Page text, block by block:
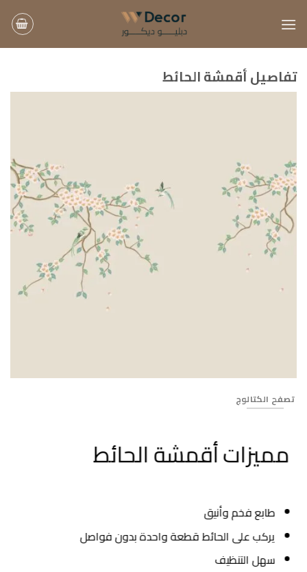
للمحتوى
تفاصيل أقمشة الحائط
تصفح الكتالوج
مميزات أقمشة الحائط
طابع فخم وأنيق
يركب على الحائط قطعة واحدة بدون فواصل
سهل التنظيف